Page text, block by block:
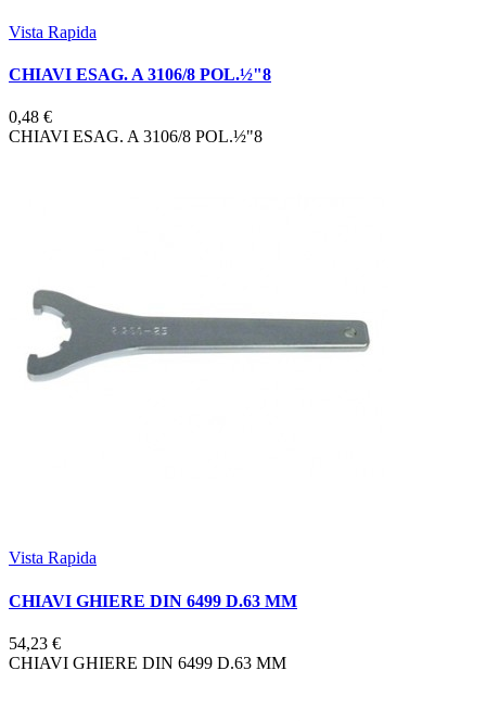
Vista Rapida
CHIAVI ESAG. A 3106/8 POL.½"8
0,48 €
CHIAVI ESAG. A 3106/8 POL.½"8
Vista Rapida
CHIAVI GHIERE DIN 6499 D.63 MM
54,23 €
CHIAVI GHIERE DIN 6499 D.63 MM